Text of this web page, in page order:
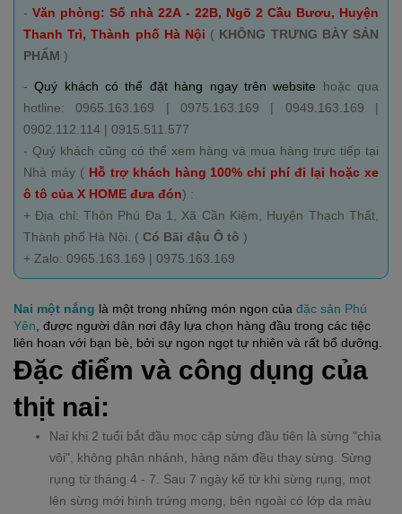
-Văn phòng: Số nhà 22A - 22B, Ngõ 2 Cầu Bươu, Huyện
Thanh Trì, Thành phố Hà Nội ( KHÔNG TRƯNG BÀY SẢN
PHẨM )
-Quý khách có thể đặt hàng ngay trên website
hoặc qua
hotline: 0965.163.169 | 0975.163.169 | 0949.163.169 |
0902.112.114 | 0915.511.577
- Quý khách cũng có thể xem hàng và mua hàng trực tiếp tại
Nhà máy ( Hỗ trợ khách hàng 100% chi phí đi lại hoặc xe
ô tô của X HOME đưa đón) :
+ Địa chỉ: Thôn Phú Đa 1, Xã Cần Kiệm, Huyện Thạch Thất,
Thành phố Hà Nội. ( Có Bãi đậu Ô tô )
+ Zalo: 0965.163.169 | 0975.163.169
Nai một nắng là một trong những món ngon của đặc sản Phú
Yên , được người dân nơi đây lựa chọn hàng đầu trong các tiệc
liên hoan với bạn bè, bởi sự ngon ngọt tự nhiên và rất bổ dưỡng.
Đặc điểm và công dụng của
thịt nai:
Nai khi 2 tuổi bắt đầu mọc cặp sừng đầu tiên là sừng "chìa
vôi", không phân nhánh, hàng năm đều thay sừng. Sừng
rụng từ tháng 4 - 7. Sau 7 ngày kể từ khi sừng rụng, mọt
lên sừng mới hình trứng mọng, bên ngoài có lớp da màu